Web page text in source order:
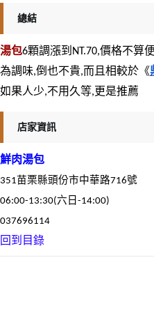
總結
湯包6顆調漲到NT.70,價格不算
為調味,倒也不貴,而且相較於《
如果人少,不用久等,更是推薦
店家資訊
鮮肉湯包
351苗栗縣頭份市中華路716號
06:00-13:30(六日-14:00)
037696114
回到目錄